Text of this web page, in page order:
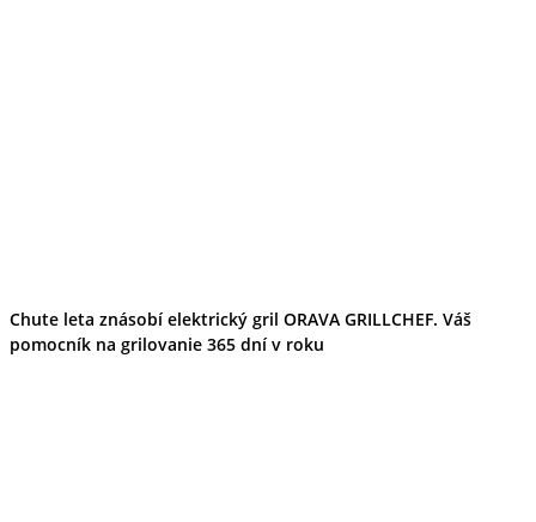
Chute leta znásobí elektrický gril ORAVA GRILLCHEF. Váš
pomocník na grilovanie 365 dní v roku